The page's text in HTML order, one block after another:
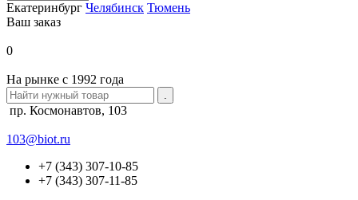
Екатеринбург Челябинск Тюмень
Ваш заказ
0
На рынке с 1992 года
пр. Космонавтов, 103
103@biot.ru
+7 (343) 307-10-85
+7 (343) 307-11-85